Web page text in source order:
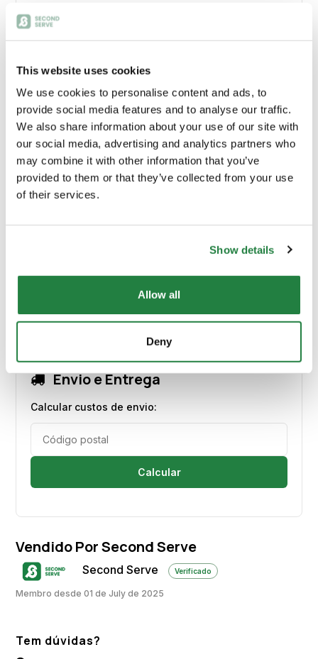
This website uses cookies
We use cookies to personalise content and ads, to
provide social media features and to analyse our traffic.
We also share information about your use of our site with
our social media, advertising and analytics partners who
may combine it with other information that you’ve
provided to them or that they’ve collected from your use
of their services.
Show details
Allow all
Deny
Altura (cm)
Largura (cm)
Profundidade (cm) 5.00
Material Principal
Origem Portugal
Envio e Entrega
Calcular custos de envio:
Calcular
Vendido Por Second Serve
Second Serve Verificado
Membro desde 01 de July de 2025
Tem dúvidas?